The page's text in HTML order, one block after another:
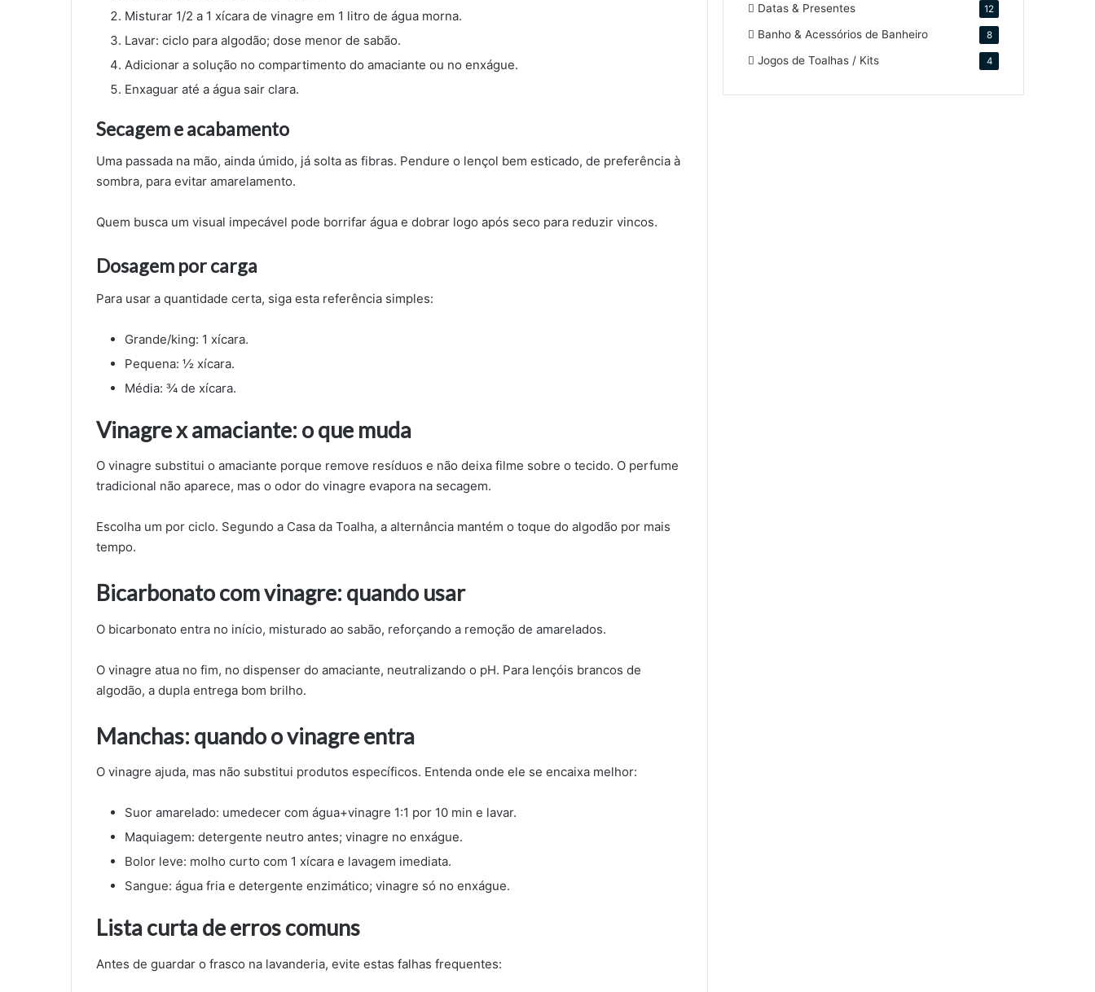
Misturar 1/2 a 1 xícara de vinagre em 1 litro de água morna.
Lavar: ciclo para algodão; dose menor de sabão.
Adicionar a solução no compartimento do amaciante ou no enxágue.
Enxaguar até a água sair clara.
Secagem e acabamento
Uma passada na mão, ainda úmido, já solta as fibras. Pendure o lençol bem esticado, de preferência à
sombra, para evitar amarelamento.
Quem busca um visual impecável pode borrifar água e dobrar logo após seco para reduzir vincos.
Dosagem por carga
Para usar a quantidade certa, siga esta referência simples:
Grande/king: 1 xícara.
Pequena: ½ xícara.
Média: ¾ de xícara.
Vinagre x amaciante: o que muda
O vinagre substitui o amaciante porque remove resíduos e não deixa filme sobre o tecido. O perfume
tradicional não aparece, mas o odor do vinagre evapora na secagem.
Escolha um por ciclo. Segundo a Casa da Toalha, a alternância mantém o toque do algodão por mais
tempo.
Bicarbonato com vinagre: quando usar
O bicarbonato entra no início, misturado ao sabão, reforçando a remoção de amarelados.
O vinagre atua no fim, no dispenser do amaciante, neutralizando o pH. Para lençóis brancos de
algodão, a dupla entrega bom brilho.
Manchas: quando o vinagre entra
O vinagre ajuda, mas não substitui produtos específicos. Entenda onde ele se encaixa melhor:
Suor amarelado: umedecer com água+vinagre 1:1 por 10 min e lavar.
Maquiagem: detergente neutro antes; vinagre no enxágue.
Bolor leve: molho curto com 1 xícara e lavagem imediata.
Sangue: água fria e detergente enzimático; vinagre só no enxágue.
Lista curta de erros comuns
Antes de guardar o frasco na lavanderia, evite estas falhas frequentes:
Datas & Presentes 12
Banho & Acessórios de Banheiro 8
Jogos de Toalhas / Kits 4